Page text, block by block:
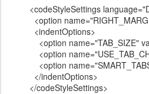
<codeStyleSettings
<option
<indentOptions>
<option name="TAB_SIZE"
<option
<option
</indentOptions>
</codeStyleSettings>